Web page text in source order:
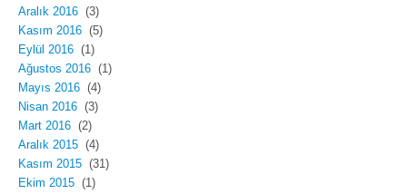
Aralık 2016 (3)
Kasım 2016 (5)
Eylül 2016 (1)
Ağustos 2016 (1)
Mayıs 2016 (4)
Nisan 2016 (3)
Mart 2016 (2)
Aralık 2015 (4)
Kasım 2015 (31)
Ekim 2015 (1)